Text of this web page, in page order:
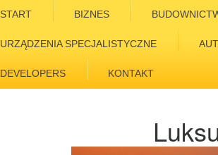
START BIZNES
URZĄDZENIA SPECJALISTYCZNE
DEVELOPERS KONTAKT